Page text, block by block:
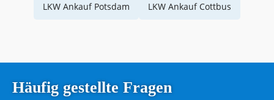
LKW Ankauf Potsdam LKW Ankauf Cottbus
Häufig gestellte Fragen